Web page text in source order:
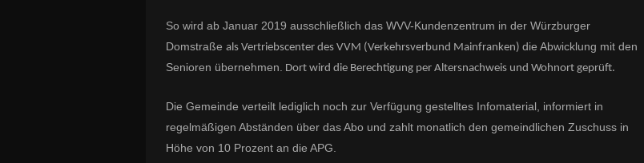
So wird ab Januar 2019 ausschließlich das WVV-Kundenzentrum in der Würzburger
Domstraße als Vertriebscenter des VVM (Verkehrsverbund Mainfranken) die Abwicklung mit den
Senioren übernehmen. Dort wird die Berechtigung per Altersnachweis und Wohnort geprüft.
Die Gemeinde verteilt lediglich noch zur Verfügung gestelltes Infomaterial, informiert in
regelmäßigen Abständen über das Abo und zahlt monatlich den gemeindlichen Zuschuss in
Höhe von 10 Prozent an die APG.